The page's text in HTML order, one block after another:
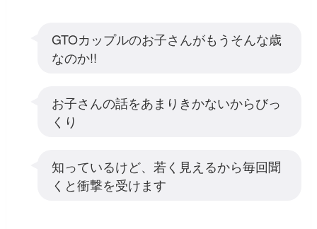
GTOカップルのお子さんがもうそんな歳
なのか!!
お子さんの話をあまりきかないからびっ
くり
知っているけど、若く見えるから毎回聞
くと衝撃を受けます